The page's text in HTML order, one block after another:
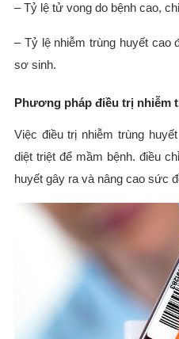
– Tỷ lệ tử vong do bệnh cao,
– Tỷ lệ nhiễm trùng huyết cao
sơ sinh.
Phương pháp điều trị nhiễm
Việc điều trị nhiễm trùng
diệt triệt để mầm bệnh. điều
huyết gây ra và nâng cao sức